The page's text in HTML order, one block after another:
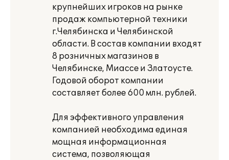
крупнейших игроков на рынке
продаж компьютерной техники
г.Челябинска и Челябинской
области. В состав компании входят
8 розничных магазинов в
Челябинске, Миассе и Златоусте.
Годовой оборот компании
составляет более 600 млн. рублей.
Для эффективного управления
компанией необходима единая
мощная информационная
система, позволяющая